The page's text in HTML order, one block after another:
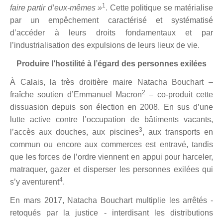
faire partir d’eux-mêmes »1. Cette politique se matérialise
par un empêchement caractérisé et systématisé
d’accéder à leurs droits fondamentaux et par
l’industrialisation des expulsions de leurs lieux de vie.
Produire l’hostilité à l’égard des personnes exilées
À Calais, la très droitière maire Natacha Bouchart –
fraîche soutien d’Emmanuel Macron2 – co-produit cette
dissuasion depuis son élection en 2008. En sus d’une
lutte active contre l’occupation de bâtiments vacants,
l’accès aux douches, aux piscines3, aux transports en
commun ou encore aux commerces est entravé, tandis
que les forces de l’ordre viennent en appui pour harceler,
matraquer, gazer et disperser les personnes exilées qui
s’y aventurent4.
En mars 2017, Natacha Bouchart multiplie les arrêtés -
retoqués par la justice - interdisant les distributions